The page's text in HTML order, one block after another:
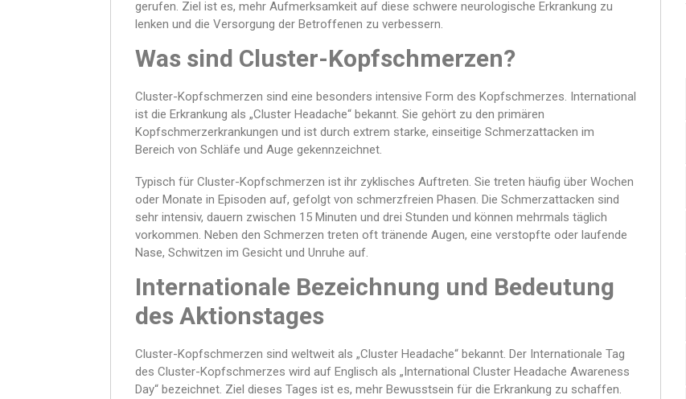
gerufen. Ziel ist es, mehr Aufmerksamkeit auf diese schwere neurologische Erkrankung zu
lenken und die Versorgung der Betroffenen zu verbessern.
Was sind Cluster-Kopfschmerzen?
Cluster-Kopfschmerzen sind eine besonders intensive Form des Kopfschmerzes. International
ist die Erkrankung als „Cluster Headache“ bekannt. Sie gehört zu den primären
Kopfschmerzerkrankungen und ist durch extrem starke, einseitige Schmerzattacken im
Bereich von Schläfe und Auge gekennzeichnet.
Typisch für Cluster-Kopfschmerzen ist ihr zyklisches Auftreten. Sie treten häufig über Wochen
oder Monate in Episoden auf, gefolgt von schmerzfreien Phasen. Die Schmerzattacken sind
sehr intensiv, dauern zwischen 15 Minuten und drei Stunden und können mehrmals täglich
vorkommen. Neben den Schmerzen treten oft tränende Augen, eine verstopfte oder laufende
Nase, Schwitzen im Gesicht und Unruhe auf.
Internationale Bezeichnung und Bedeutung
des Aktionstages
Cluster-Kopfschmerzen sind weltweit als „Cluster Headache“ bekannt. Der Internationale Tag
des Cluster-Kopfschmerzes wird auf Englisch als „International Cluster Headache Awareness
Day“ bezeichnet. Ziel dieses Tages ist es, mehr Bewusstsein für die Erkrankung zu schaffen.